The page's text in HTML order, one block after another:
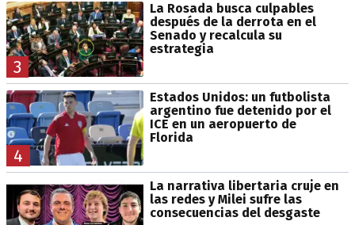
3
La Rosada busca culpables
después de la derrota en el
Senado y recalcula su
estrategia
4
Estados Unidos: un futbolista
argentino fue detenido por el
ICE en un aeropuerto de
Florida
La narrativa libertaria cruje en
las redes y Milei sufre las
consecuencias del desgaste